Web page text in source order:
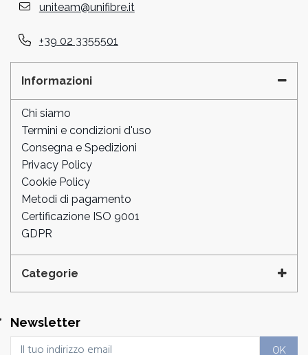
uniteam@unifibre.it
+39 02 3355501
Informazioni
Chi siamo
Termini e condizioni d'uso
Consegna e Spedizioni
Privacy Policy
Cookie Policy
Metodi di pagamento
Certificazione ISO 9001
GDPR
Categorie
Newsletter